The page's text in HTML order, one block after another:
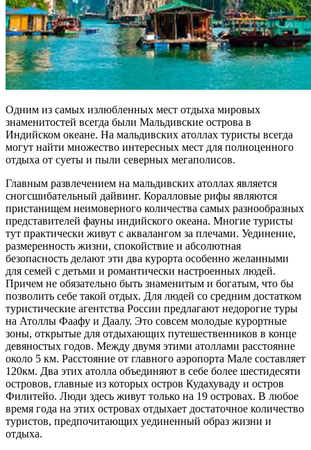
Одним из самых излюбленных мест отдыха мировых
знаменитостей всегда были Мальдивские острова в
Индийском океане. На мальдивских атоллах туристы всегда
могут найти множество интересных мест для полноценного
отдыха от суеты и пыли северных мегаполисов.
Главным развлечением на мальдивских атоллах является
сногсшибательный дайвинг. Коралловые рифы являются
пристанищем неимоверного количества самых разнообразных
представителей фауны индийского океана. Многие туристы
тут практически живут с аквалангом за плечами. Уединение,
размеренность жизни, спокойствие и абсолютная
безопасность делают эти два курорта особенно желанными
для семей с детьми и романтически настроенных людей.
Причем не обязательно быть знаменитым и богатым, что бы
позволить себе такой отдых. Для людей со средним достатком
туристические агентства России предлагают недорогие туры
на Атоллы Фаафу и Даалу. Это совсем молодые курортные
зоны, открытые для отдыхающих путешественников в конце
девяностых годов. Между двумя этими атоллами расстояние
около 5 км. Расстояние от главного аэропорта Мале составляет
120км. Два этих атолла объединяют в себе более шестидесяти
островов, главные из которых остров Кудахуваду и остров
Филитейо. Люди здесь живут только на 19 островах. В любое
время года на этих островах отдыхает достаточное количество
туристов, предпочитающих уединенный образ жизни и
отдыха.